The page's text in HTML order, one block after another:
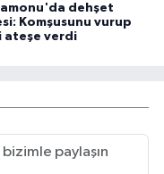
dehşet
Komşusunu vurup
ateşe verdi